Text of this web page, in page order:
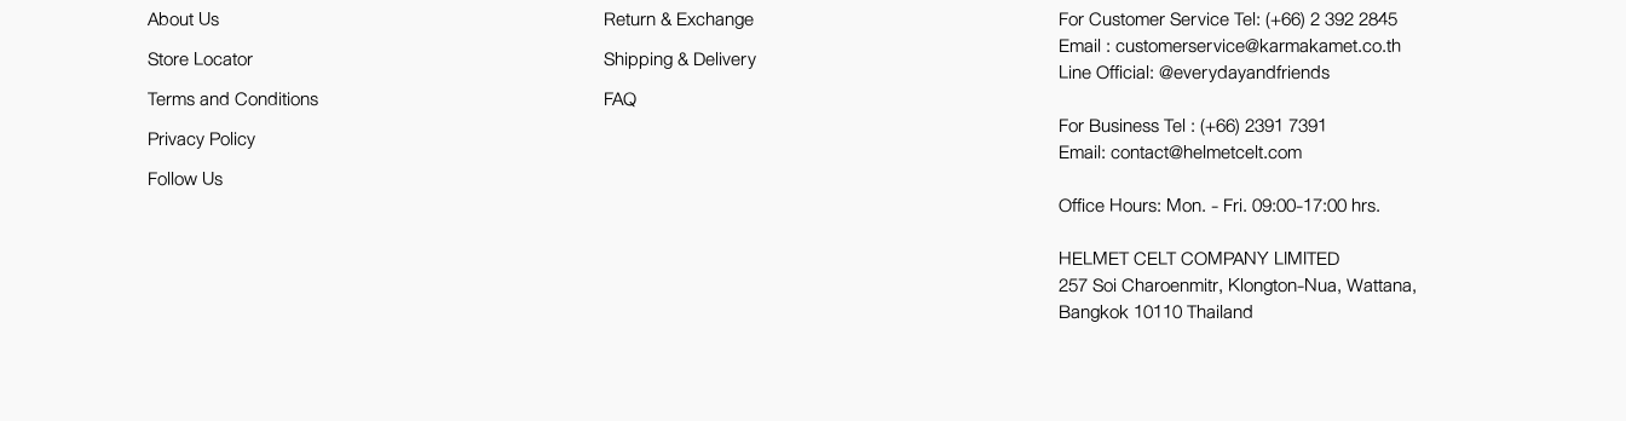
About Us
Store Locator
Terms and Conditions
Privacy Policy
Follow Us
Return & Exchange
Shipping & Delivery
FAQ
For Customer Service Tel:(+66) 2 392 2845
Email : customerservice@karmakamet.co.th
Line Official:@everydayandfriends
For Business Tel :(+66) 2391 7391
Email: contact@helmetcelt.com
Office Hours: Mon. - Fri. 09:00-17:00 hrs.
HELMET CELT COMPANY LIMITED
257 Soi Charoenmitr, Klongton-Nua, Wattana,
Bangkok 10110 Thailand